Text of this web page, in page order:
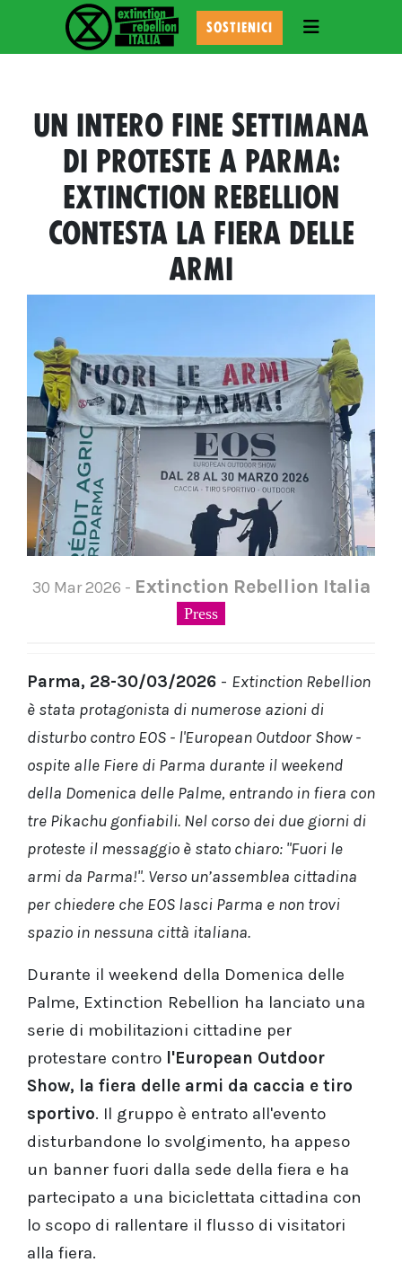
SOSTIENICI TOGGLE
UN INTERO FINE SETTIMANA
DI PROTESTE A PARMA:
EXTINCTION REBELLION
CONTESTA LA FIERA DELLE
ARMI
30 Mar 2026 - Extinction Rebellion Italia
Press
Parma, 28-30/03/2026 - Extinction Rebellion
è stata protagonista di numerose azioni di
disturbo contro EOS - l'European Outdoor Show -
ospite alle Fiere di Parma durante il weekend
della Domenica delle Palme, entrando in fiera con
tre Pikachu gonfiabili. Nel corso dei due giorni di
proteste il messaggio è stato chiaro: "Fuori le
armi da Parma!". Verso un’assemblea cittadina
per chiedere che EOS lasci Parma e non trovi
spazio in nessuna città italiana.
Durante il weekend della Domenica delle
Palme, Extinction Rebellion ha lanciato una
serie di mobilitazioni cittadine per
protestare contro l'European Outdoor
Show, la fiera delle armi da caccia e tiro
sportivo. Il gruppo è entrato all'evento
disturbandone lo svolgimento, ha appeso
un banner fuori dalla sede della fiera e ha
partecipato a una biciclettata cittadina con
lo scopo di rallentare il flusso di visitatori
alla fiera.